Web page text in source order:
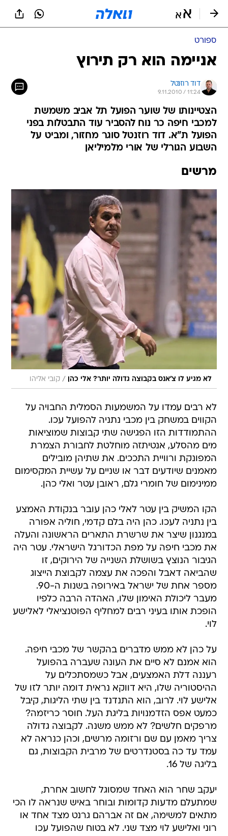
ספורט
אניימה הוא רק תירוץ
דוד רוזנטל
9.11.2010 / 11:24
הצטיינותו של שוער הפועל תל אביב משמשת
למכבי חיפה כר נוח להסביר עוד התבטלות בפני
הפועל ת"א. דוד רוזנטל סוגר מחזור, ומביט על
השבוע הגורלי של אורי מלמיליאן
מרשים
לא מגיע לו צ'אנס בקבוצה גדולה יותר? אלי כהן / קובי אליהו
לא רבים עמדו על המשמעות הסמלית החבויה על
הקווים במשחק בין מכבי נתניה להפועל עכו.
ההתמודדות הזו הפגישה שתי קבוצות שמוציאות
מים מהסלע, אנטיתזה מוחלטת לחבורת הצמרת
המפונקת ורוויית התככים. את שתיהן מובילים
מאמנים שיודעים דבר או שניים על עשיית המקסימום
ממינימום של חומרי גלם, ראובן עטר ואלי כהן.
הקו המשיק בין עטר לאלי כהן עובר בנקודת האמצע
בין נתניה לעכו. כהן היה בלם קדמי, חוליה אפורה
במנגנון שיצר את שרשרת התארים הראשונה והעלה
את מכבי חיפה על מפת הכדורגל הישראלי. עטר היה
הגיבור הנוצץ בשושלת השנייה של הירוקים, זו
שהביאה דאבל והפכה את עצמה לקבוצת הייצוג
מספר אחת של ישראל באירופה בשנות ה-90.
מעבר ליכולת האימון שלו, האהדה הרבה כלפיו
הופכת אותו בעיני רבים למחליף הפוטנציאלי לאלישע
לוי.
על כהן לא ממש מדברים בהקשר של מכבי חיפה.
הוא אמנם לא סיים את העונה שעברה בהפועל
רעננה דלת האמצעים, אבל כשמסתכלים על
ההיסטוריה שלו, היא דווקא נראית דומה יותר לזו של
אלישע לוי. לרוב, הוא התנדנד בין שתי הליגות, קיבל
כמעט אפס הזדמנויות בליגת העל. חוסר כריזמה?
מרפקים חלשים? לא ממש משנה. לקבוצה גדולה
צריך מאמן עם שם ורזומה מרשים, וכהן כנראה לא
עמד עד כה בסטנדרטים של מרבית הקבוצות, גם
בליגה של 16.
יעקב שחר הוא האחד שמסוגל לחשוב אחרת,
שמתעלם מדעות קדומות ובוחר באיש שנראה לו הכי
מתאים למשימה, אם זה אברהם גרנט מצד אחד או
רוני ואלישע לוי מצד שני. לא בטוח שהפועל עכו